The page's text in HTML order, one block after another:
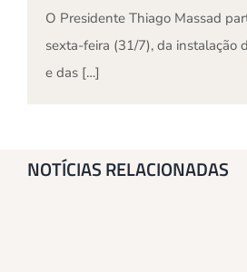
O Presidente Thiago Massad
sexta-feira (31/7), da instalação
e das […]
NOTÍCIAS RELACIONADAS